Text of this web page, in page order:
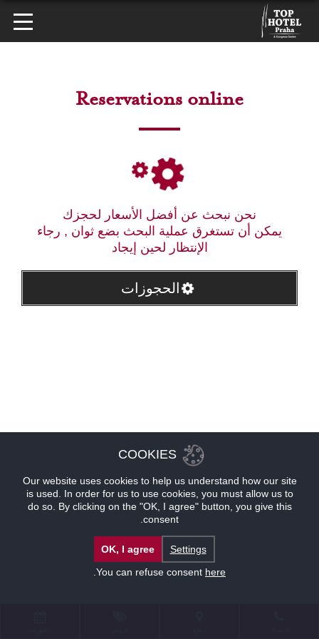
Reservations online
نحن نبحث عن أفضل الأسعار لحجزك
يمكن أن تستغرق عملية البحث بضع ثوان , رجاء
الإنتظار لحين إيجاد
الحجوزات
COOKIES
Our website uses cookies to help us understand how our site
is used. In order for us to use cookies, you must allow us to
do so. By clicking on the "OK, I agree" button, you give this
consent.
Settings
OK, I agree
You can refuse consent here
.